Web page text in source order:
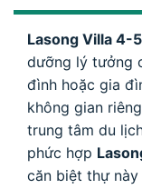
Lasong Villa 4-
dưỡng lý tưởng
đình hoặc gia
không gian
trung tâm du
phức hợp
căn biệt thự